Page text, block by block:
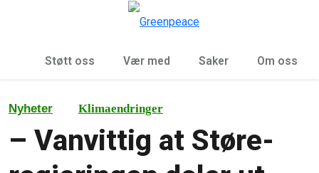
Støtt oss Vær med Saker Om oss
Nyheter Klimaendringer
– Vanvittig at Støre-